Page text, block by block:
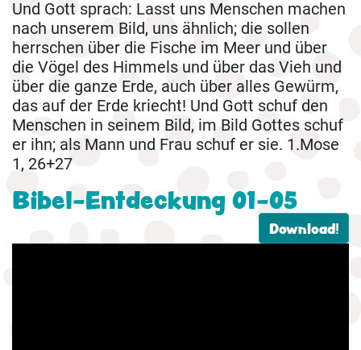
Und Gott sprach: Lasst uns Menschen machen
nach unserem Bild, uns ähnlich; die sollen
herrschen über die Fische im Meer und über
die Vögel des Himmels und über das Vieh und
über die ganze Erde, auch über alles Gewürm,
das auf der Erde kriecht! Und Gott schuf den
Menschen in seinem Bild, im Bild Gottes schuf
er ihn; als Mann und Frau schuf er sie. 1.Mose
1, 26+27
Bibel-Entdeckung 01-05
Download!